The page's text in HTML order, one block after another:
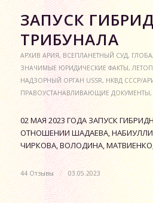
ЗАПУСК
ТРИБУНАЛА
АРХИВ АРИЯ,ВСЕПЛАНЕТНЫЙ СУД,
ЗНАЧИМЫЕ ЮРИДИЧЕСКИЕ ФАКТЫ,
НАДЗОРНЫЙ ОРГАН USSR,НКВД СССР/
ПРАВОУСТАНАВЛИВАЮЩИЕ ДОКУМЕНТЫ,
02 МАЯ 2023 ГОДА ЗАПУСК
ОТНОШЕНИИ ШАДАЕВА,
ЧИРКОВА, ВОЛОДИНА,
44 Отзывы / 03.05.2023